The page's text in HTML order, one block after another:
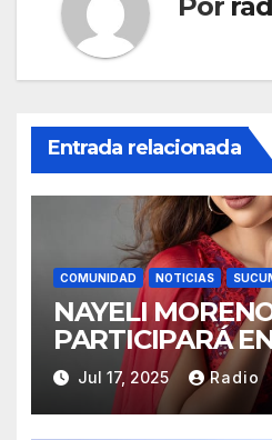
Entrada relacionada
COMUNIDAD NOTICIAS
NAYELI
PARTICIPARÁ
NACIONAL DEL
TOQUILLA 2025
Jul 17, 2025 Radio